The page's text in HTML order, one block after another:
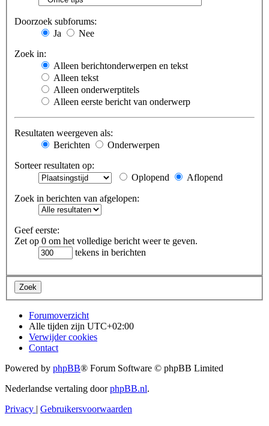
Doorzoek subforums:
Ja
Nee
Zoek in:
Alleen berichtonderwerpen en tekst
Alleen tekst
Alleen onderwerptitels
Alleen eerste bericht van onderwerp
Resultaten weergeven als:
Berichten
Onderwerpen
Sorteer resultaten op:
Oplopend
Aflopend
Zoek in berichten van afgelopen:
Geef eerste:
Zet op 0 om het volledige bericht weer te geven.
tekens in berichten
Forumoverzicht
Alle tijden zijn UTC+02:00
Verwijder cookies
Contact
Powered by phpBB® Forum Software © phpBB Limited
Nederlandse vertaling doorphpBB.nl.
Privacy | Gebruikersvoorwaarden